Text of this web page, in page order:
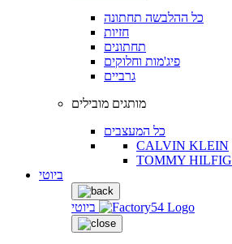
כל ההלבשה תחתונה
חזיות
תחתונים
פיג'מות וחלוקים
גרביים
מותגים מובילים
כל המעצבים
CALVIN KLEIN
TOMMY
ביוטי
ביוטי